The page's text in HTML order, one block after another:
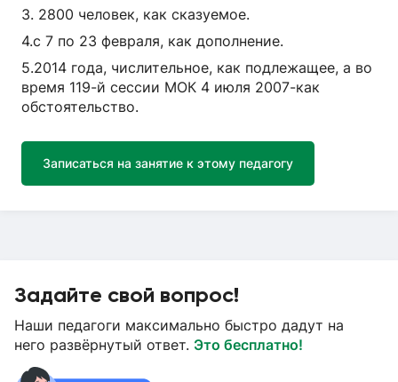
3. 2800 человек, как сказуемое.
4.с 7 по 23 февраля, как дополнение.
5.2014 года, числительное, как подлежащее, а во
время 119-й сессии МОК 4 июля 2007-как
обстоятельство.
Записаться на занятие к этому педагогу
Задайте свой вопрос!
Наши педагоги максимально быстро дадут на
него развёрнутый ответ. Это бесплатно!